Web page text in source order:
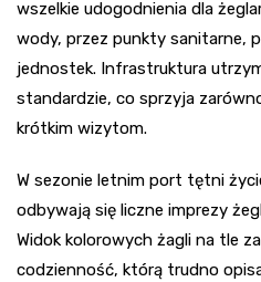
wszelkie udogodnienia dla
wody, przez punkty sanitarne,
jednostek. Infrastruktura
standardzie, co sprzyja
krótkim wizytom.
W sezonie letnim port tętni
odbywają się liczne imprezy
Widok kolorowych żagli na tle
codzienność, którą trudno